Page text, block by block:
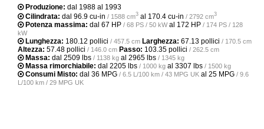
Produzione: dal 1988 al 1993
Cilindrata: dal 96.9 cu-in / 1588 cm3 al 170.4 cu-in / 2792 cm3
Potenza massima: dal 67 HP / 68 PS / 50 kWal 172 HP / 174 PS / 128
kW
Lunghezza: 180.12 pollici / 457.5 cm Larghezza: 67.13 pollici / 170.5 cm
Altezza: 57.48 pollici / 146.0 cm Passo: 103.35 pollici / 262.5 cm
Massa: dal 2509 lbs / 1138 kg al 2965 lbs / 1345 kg
Massa rimorchiabile: dal 2205 lbs / 1000 kg al 3307 lbs / 1500 kg
Consumi Misto: dal 36 MPG / 6.5 L/100 km / 43 MPG UK al 25 MPG / 9.6
L/100 km / 29 MPG UK